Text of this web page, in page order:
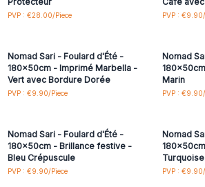
ou les marchés d'été.
PVP : €28.00/Piece PVP :
Connectez-vous ou
Nomad Sari - Foulard d'Été -
180x50cm - Imprimé Marbella -
Vert avec Bordure Dorée
PVP : €9.90/Piece
Nomad
Marin
PVP :
Connectez-vous ou
Nomad Sari - Foulard d'Été -
180x50cm - Brillance festive -
Bleu Crépuscule
PVP : €9.90/Piece
Nomad
Turquoise
PVP :
Connectez-vous ou